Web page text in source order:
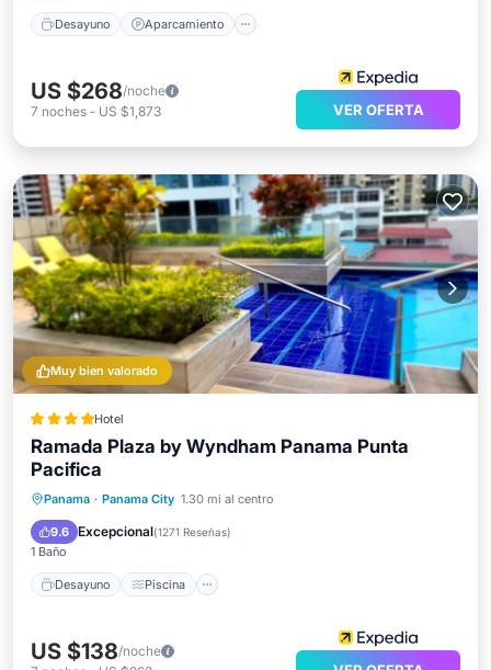
Desayuno Aparcamiento
US $268/noche
7 noches - US $1,873 VER OFERTA
Muy bien valorado
Hotel
Ramada Plaza by Wyndham Panama Punta
Pacifica
Panama · Panama City 1.30 mi al centro
9.6 Excepcional(1271 Reseñas)
1 Baño
Desayuno Piscina
Desayuno Piscina
Cocina
US $138/noche